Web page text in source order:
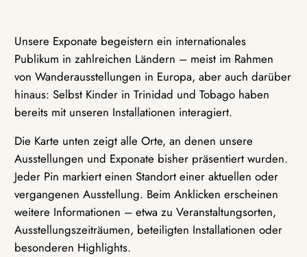
Unsere Exponate begeistern ein internationales
Publikum in zahlreichen Ländern – meist im Rahmen
von Wanderausstellungen in Europa, aber auch darüber
hinaus: Selbst Kinder in Trinidad und Tobago haben
bereits mit unseren Installationen interagiert.
Die Karte unten zeigt alle Orte, an denen unsere
Ausstellungen und Exponate bisher präsentiert wurden.
Jeder Pin markiert einen Standort einer aktuellen oder
vergangenen Ausstellung. Beim Anklicken erscheinen
weitere Informationen – etwa zu Veranstaltungsorten,
Ausstellungszeiträumen, beteiligten Installationen oder
besonderen Highlights.